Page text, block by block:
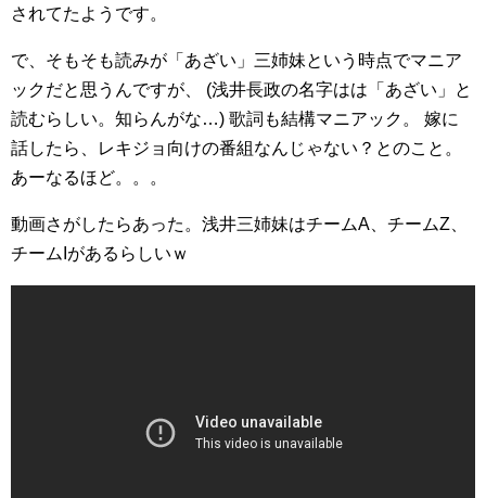
されてたようです。
で、そもそも読みが「あざい」三姉妹という時点でマニア
ックだと思うんですが、
(浅井長政の名字はは「あざい」と
読むらしい。知らんがな…) 歌詞も結構マニアック。
嫁に
話したら、レキジョ向けの番組なんじゃない？とのこと。
あーなるほど。。。
動画さがしたらあった。浅井三姉妹はチームA、チームZ、
チームIがあるらしいｗ